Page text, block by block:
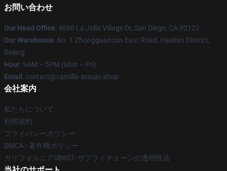
お問い合わせ
Our Head Office: 4660 La Jolla Village Dr, San Diego, CA 92122
Our Warehouse: No. 1 Zhongguancun East Road, Haidian District,
Beijing
Hour: 9AM – 5PM (Mon – Fri)
Email : contact@camilla-araujo.shop
会社案内
私たちについて
利用規約
プライバシーポリシー
DMCA - 著作権ポリシー
カリフォルニアSB657: サプライチェーンの透明性法